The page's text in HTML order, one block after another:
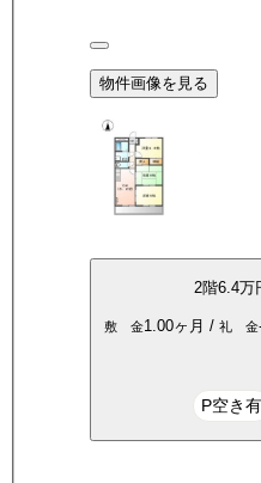
物件画像を見る
2階6.4万
敷 金1.00ヶ月 / 礼 金
P空き有